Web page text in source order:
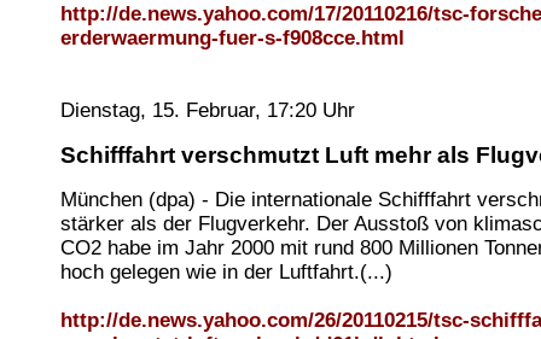
http://de.news.yahoo.com/17/20110216/tsc-
erderwaermung-fuer-s-f908cce.html
Dienstag, 15. Februar, 17:20 Uhr
Schifffahrt verschmutzt Luft mehr als
München (dpa) - Die internationale Schifffahrt
stärker als der Flugverkehr. Der Ausstoß von
CO2 habe im Jahr 2000 mit rund 800 Millionen
hoch gelegen wie in der Luftfahrt.(...)
http://de.news.yahoo.com/26/20110215/tsc-